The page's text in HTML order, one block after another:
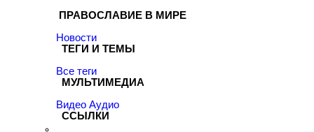
ПРАВОСЛАВИЕ В МИРЕ
Новости
ТЕГИ И ТЕМЫ
Все теги
МУЛЬТИМЕДИА
Видео Аудио
ССЫЛКИ